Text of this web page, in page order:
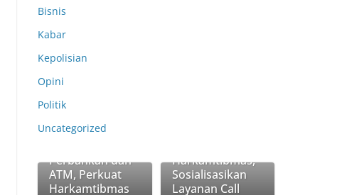
Bisnis
Kabar
Kepolisian
Opini
Politik
Uncategorized
Polsek Nguling
Perbankan dan
ATM, Perkuat
Harkamtibmas
Harkamtibmas,
Sosialisasikan
Layanan Call
Polri Pastikan